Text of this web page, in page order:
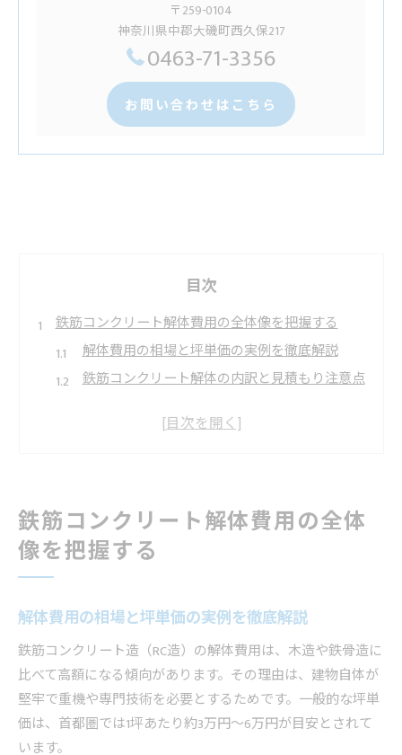
〒259-0104
神奈川県中郡大磯町西久保217
0463-71-3356
お問い合わせはこちら
目次
鉄筋コンクリート解体費用の全体像を把握する
解体費用の相場と坪単価の実例を徹底解説
鉄筋コンクリート解体の内訳と見積もり注意点
50坪住宅の鉄筋コンクリート解体費用とは
小田原市で利用できる解体補助金の最新情報
解体工事が補助対象になる条件と注意点
補助金受付状況と申請タイミングの重要性
費用を抑える鉄筋コンクリート解体のポイント
複数業者の見積もり比較で解体費用を削減
解体工事の追加費用を防ぐ事前準備の工夫
鉄筋コンクリート解体費用の全体
像を把握する
解体費用の相場と坪単価の実例を徹底解説
鉄筋コンクリート造（RC造）の解体費用は、木造や鉄骨造に
比べて高額になる傾向があります。その理由は、建物自体が
堅牢で重機や専門技術を必要とするためです。一般的な坪単
価は、首都圏では1坪あたり約3万円〜6万円が目安とされて
います。